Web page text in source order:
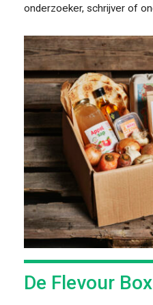
onderzoeker, schrijver of
De Flevour Box